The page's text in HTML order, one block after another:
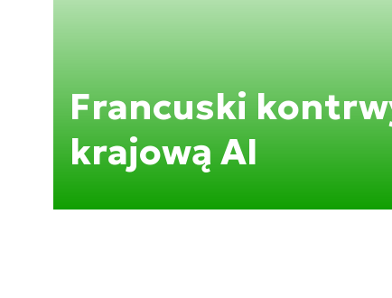
Francuski
krajową AI